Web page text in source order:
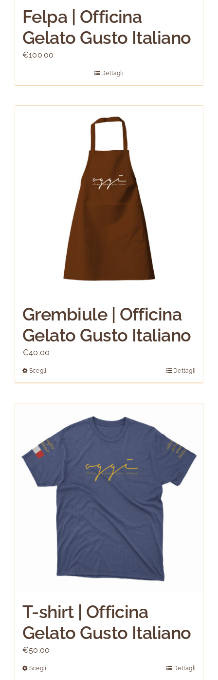
Felpa | Officina
Gelato Gusto Italiano
€100.00
Dettagli
Grembiule | Officina
Gelato Gusto Italiano
€40.00
Scegli
prodotto
varianti.
Le
opzioni
possono
essere
scelte
nella
pagina
del
prodotto
Dettagli
T-shirt | Officina
Gelato Gusto Italiano
€50.00
Scegli Dettagli